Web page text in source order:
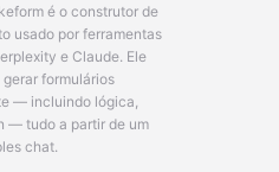
é o construtor de
usado por ferramentas
e Claude. Ele
formulários
— incluindo lógica,
— tudo a partir de um
chat.